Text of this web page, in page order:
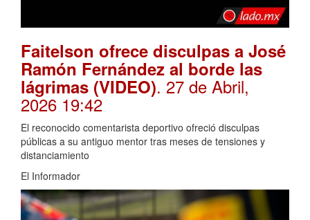
Faitelson ofrece disculpas a José
Ramón Fernández al borde las
lágrimas (VIDEO). 27 de Abril,
2026 19:42
El reconocido comentarista deportivo ofreció disculpas
públicas a su antiguo mentor tras meses de tensiones y
distanciamiento
El Informador